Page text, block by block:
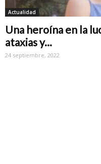
Actualidad
Una heroína en la
ataxias y...
24 septiembre, 2022